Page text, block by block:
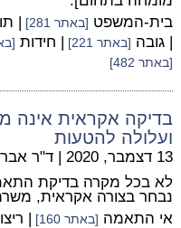
בית-המשפט [באתר 281] |
| גובה [באתר 221] | חידות
[באתר 482]
בדיקה אקראית אינה
ועלולה להטעות
13 דצמבר, 2020 | ד"ר
לא בכל מקרה בדיקת
נבחר בצורה אקראית,
אי התאמה [באתר 160] |